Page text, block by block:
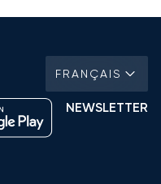
FRANÇAIS
NEWSLETTER